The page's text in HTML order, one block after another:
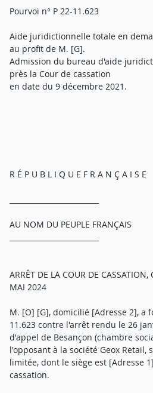
Pourvoi n° P 22-11.623
Aide juridictionnelle totale en
au profit de M. [G].
Admission du bureau d'aide
près la Cour de cassation
en date du 9 décembre 2021.
R É P U B L I Q U E F R A N Ç A I S E
AU NOM DU PEUPLE FRANÇAIS
ARRÊT DE LA COUR DE
MAI 2024
M. [O] [G], domicilié [Adresse 2], a
11.623 contre l'arrêt rendu le 26
d'appel de Besançon (chambre
l'opposant à la société Geox Retail,
limitée, dont le siège est [Adresse
cassation.